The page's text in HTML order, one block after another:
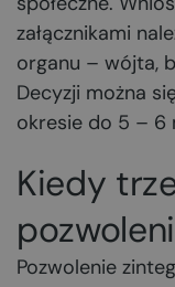
załącznikami
organu – wójta,
Decyzji można
okresie do 5 – 6
Kiedy
Pozwolenie